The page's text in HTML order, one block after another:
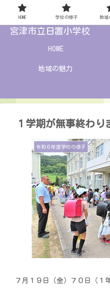
宮津市立日置小学校
HOME
地域の魅力
１学期が無事終わり
令和６年度学校の様子
７月１９日（金）７０日（１
HOME 学校の様子 地域